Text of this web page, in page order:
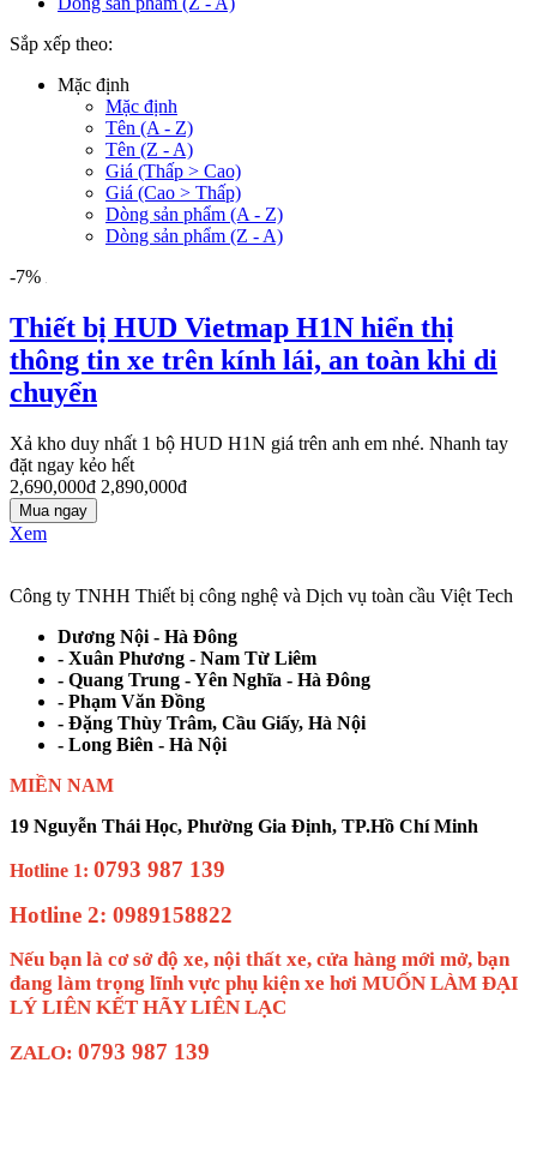
Sắp xếp theo:
Mặc định
Mặc định
Tên (A - Z)
Tên (Z - A)
Giá (Thấp > Cao)
Giá (Cao > Thấp)
Dòng sản phẩm (A - Z)
Dòng sản phẩm (Z - A)
-7%
Thiết bị HUD Vietmap H1N hiển thị
thông tin xe trên kính lái, an toàn khi di
chuyển
Xả kho duy nhất 1 bộ HUD H1N giá trên anh em nhé. Nhanh tay
đặt ngay kẻo hết
2,690,000đ 2,890,000đ
Mua ngay
Xem
Công ty TNHH Thiết bị công nghệ và Dịch vụ toàn cầu Việt Tech
Dương Nội - Hà Đông
- Xuân Phương - Nam Từ Liêm
- Quang Trung - Yên Nghĩa - Hà Đông
- Phạm Văn Đồng
- Đặng Thùy Trâm, Cầu Giấy, Hà Nội
- Long Biên - Hà Nội
MIỀN NAM
19 Nguyễn Thái Học, Phường Gia Định, TP.Hồ Chí Minh
Hotline 1: 0793 987 139
Hotline 2: 0989158822
Nếu bạn là cơ sở độ xe, nội thất xe, cửa hàng mới mở, bạn
đang làm trọng lĩnh vực phụ kiện xe hơi MUỐN LÀM ĐẠI
LÝ LIÊN KẾT HÃY LIÊN LẠC
ZALO: 0793 987 139